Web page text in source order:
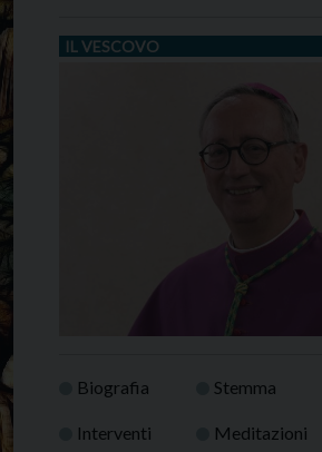
IL VESCOVO
Biografia Stemma
Interventi Meditazioni